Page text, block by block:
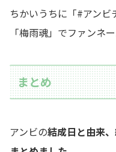
ちかいうちに「#アン
「梅雨魂」でファンネ
まとめ
アンビの結成日と由来